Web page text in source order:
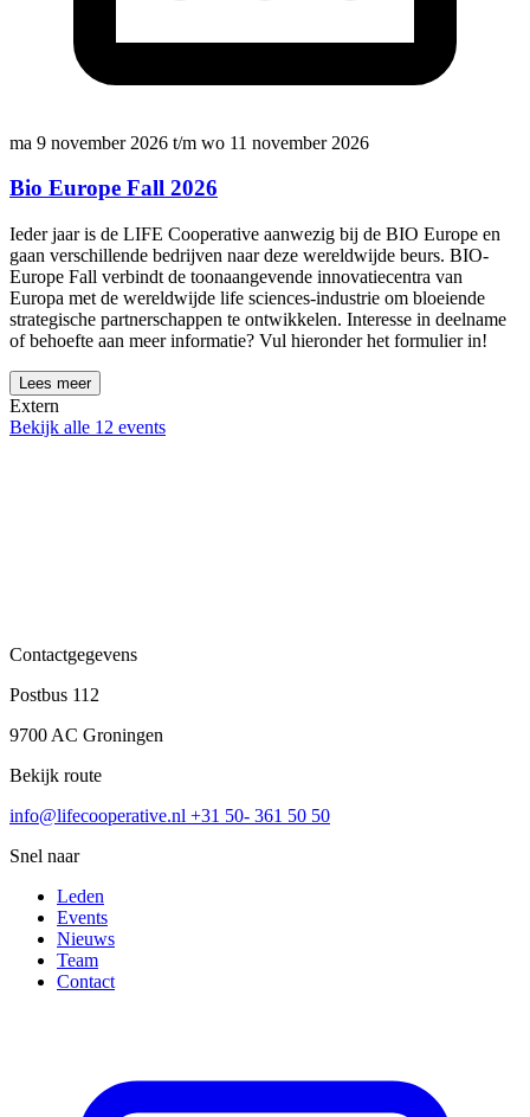
ma 9 november 2026 t/m wo 11 november 2026
Bio Europe Fall 2026
Ieder jaar is de LIFE Cooperative aanwezig bij de BIO Europe en
gaan verschillende bedrijven naar deze wereldwijde beurs. BIO-
Europe Fall verbindt de toonaangevende innovatiecentra van
Europa met de wereldwijde life sciences-industrie om bloeiende
strategische partnerschappen te ontwikkelen. Interesse in deelname
of behoefte aan meer informatie? Vul hieronder het formulier in!
Lees meer
Extern
Bekijk alle 12 events
Contactgegevens
Postbus 112
9700 AC Groningen
Bekijk route
info@lifecooperative.nl +31 50- 361 50 50
Snel naar
Leden
Events
Nieuws
Team
Contact